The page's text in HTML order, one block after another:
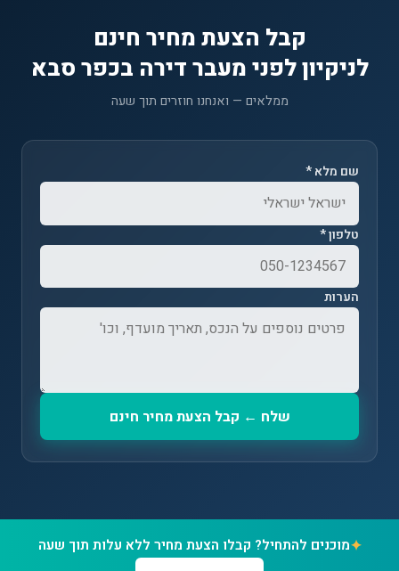
קבל הצעת מחיר חינם
לניקיון לפני מעבר דירה בכפר סבא
ממלאים — ואנחנו חוזרים תוך שעה
שם מלא *
טלפון *
הערות
שלח ← קבל הצעת מחיר חינם
✦מוכנים להתחיל? קבלו הצעת מחיר ללא עלות תוך שעה